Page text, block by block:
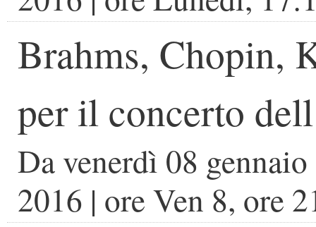
Brahms, Chopin,
per il concerto
Davenerdì 08
2016 | oreVen 8, ore